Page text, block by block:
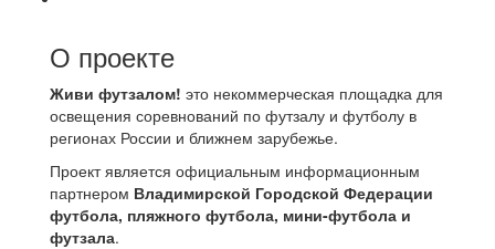
О проекте
Живи футзалом! это некоммерческая площадка для
освещения соревнований по футзалу и футболу в
регионах России и ближнем зарубежье.
Проект является официальным информационным
партнером Владимирской Городской Федерации
футбола, пляжного футбола, мини-футбола и
футзала.